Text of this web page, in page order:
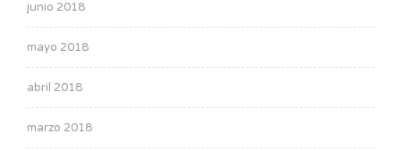
junio 2018
mayo 2018
abril 2018
marzo 2018